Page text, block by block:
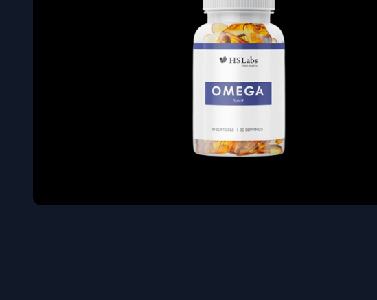
Όγκου
Διεγερτικά
Τεστοστερόνης